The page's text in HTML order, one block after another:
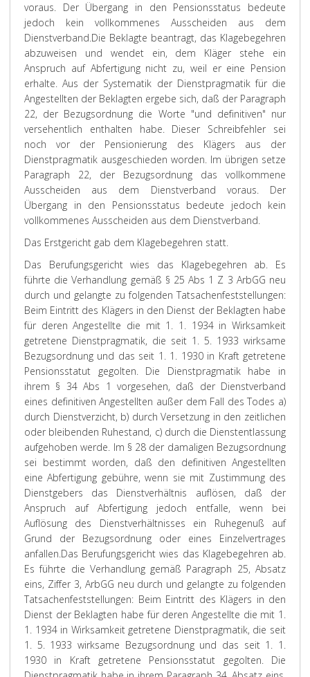
voraus. Der Übergang in den Pensionsstatus bedeute
jedoch kein vollkommenes Ausscheiden aus dem
Dienstverband.Die Beklagte beantragt, das Klagebegehren
abzuweisen und wendet ein, dem Kläger stehe ein
Anspruch auf Abfertigung nicht zu, weil er eine Pension
erhalte. Aus der Systematik der Dienstpragmatik für die
Angestellten der Beklagten ergebe sich, daß der Paragraph
22, der Bezugsordnung die Worte "und definitiven" nur
versehentlich enthalten habe. Dieser Schreibfehler sei
noch vor der Pensionierung des Klägers aus der
Dienstpragmatik ausgeschieden worden. Im übrigen setze
Paragraph 22, der Bezugsordnung das vollkommene
Ausscheiden aus dem Dienstverband voraus. Der
Übergang in den Pensionsstatus bedeute jedoch kein
vollkommenes Ausscheiden aus dem Dienstverband.
Das Erstgericht gab dem Klagebegehren statt.
Das Berufungsgericht wies das Klagebegehren ab. Es
führte die Verhandlung gemäß § 25 Abs 1 Z 3 ArbGG neu
durch und gelangte zu folgenden Tatsachenfeststellungen:
Beim Eintritt des Klägers in den Dienst der Beklagten habe
für deren Angestellte die mit 1. 1. 1934 in Wirksamkeit
getretene Dienstpragmatik, die seit 1. 5. 1933 wirksame
Bezugsordnung und das seit 1. 1. 1930 in Kraft getretene
Pensionsstatut gegolten. Die Dienstpragmatik habe in
ihrem § 34 Abs 1 vorgesehen, daß der Dienstverband
eines definitiven Angestellten außer dem Fall des Todes a)
durch Dienstverzicht, b) durch Versetzung in den zeitlichen
oder bleibenden Ruhestand, c) durch die Dienstentlassung
aufgehoben werde. Im § 28 der damaligen Bezugsordnung
sei bestimmt worden, daß den definitiven Angestellten
eine Abfertigung gebühre, wenn sie mit Zustimmung des
Dienstgebers das Dienstverhältnis auflösen, daß der
Anspruch auf Abfertigung jedoch entfalle, wenn bei
Auflösung des Dienstverhältnisses ein Ruhegenuß auf
Grund der Bezugsordnung oder eines Einzelvertrages
anfallen.Das Berufungsgericht wies das Klagebegehren ab.
Es führte die Verhandlung gemäß Paragraph 25, Absatz
eins, Ziffer 3, ArbGG neu durch und gelangte zu folgenden
Tatsachenfeststellungen: Beim Eintritt des Klägers in den
Dienst der Beklagten habe für deren Angestellte die mit 1.
1. 1934 in Wirksamkeit getretene Dienstpragmatik, die seit
1. 5. 1933 wirksame Bezugsordnung und das seit 1. 1.
1930 in Kraft getretene Pensionsstatut gegolten. Die